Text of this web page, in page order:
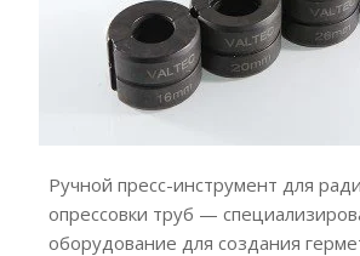
Ручной пресс-инструмент для
опрессовки труб —
оборудование для создания